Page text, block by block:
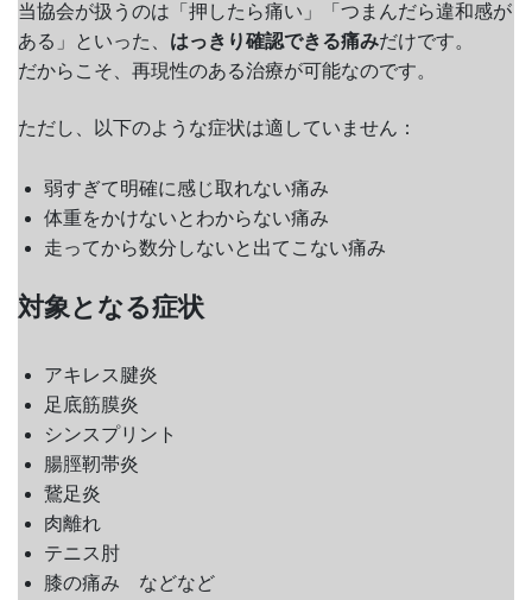
当協会が扱うのは「押したら痛い」「つまんだら違和感が
ある」といった、 はっきり確認できる痛みだけです。
だからこそ、再現性のある治療が可能なのです。
ただし、以下のような症状は適していません：
弱すぎて明確に感じ取れない痛み
体重をかけないとわからない痛み
走ってから数分しないと出てこない痛み
対象となる症状
アキレス腱炎
足底筋膜炎
シンスプリント
腸脛靭帯炎
鵞足炎
肉離れ
テニス肘
膝の痛み などなど